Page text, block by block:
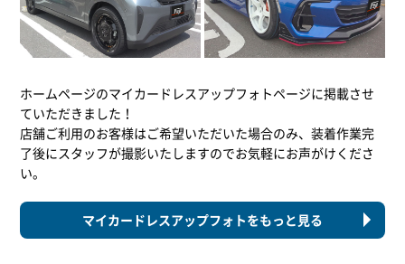
ホームページのマイカードレスアップフォトページに掲載させ
ていただきました！
店舗ご利用のお客様はご希望いただいた場合のみ、装着作業完
了後にスタッフが撮影いたしますのでお気軽にお声がけくださ
い。
マイカードレスアップフォトをもっと見る